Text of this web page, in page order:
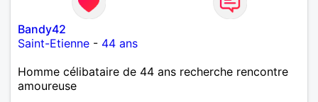
Bandy42
Saint-Etienne - 44 ans
Homme célibataire de 44 ans recherche rencontre
amoureuse